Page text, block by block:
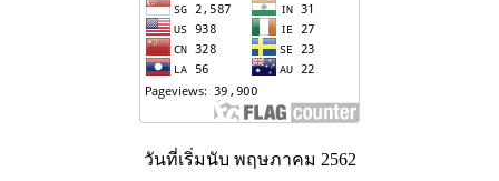
วันที่เริ่มนับ พฤษภาคม 2562